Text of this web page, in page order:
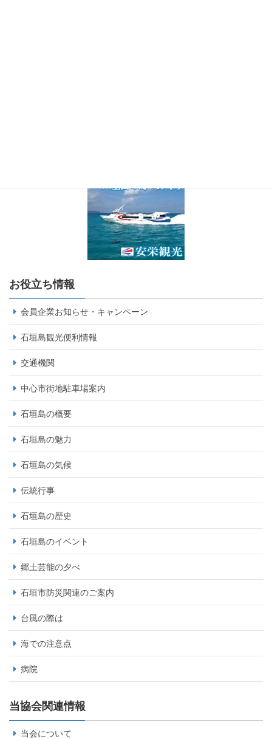
お役立ち情報
会員企業お知らせ・キャンペーン
石垣島観光便利情報
交通機関
中心市街地駐車場案内
石垣島の概要
石垣島の魅力
石垣島の気候
伝統行事
石垣島の歴史
石垣島のイベント
郷土芸能の夕べ
石垣市防災関連のご案内
台風の際は
海での注意点
病院
当協会関連情報
当会について